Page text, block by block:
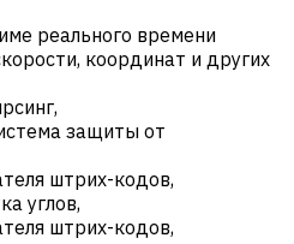
реального времени
координат и других
защиты от
штрих-кодов,
углов,
штрих-кодов,